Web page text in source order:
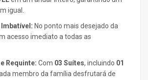
igual.
No ponto mais desejado da
acesso imediato a todas as
Requinte: Com 03 Suítes, incluindo 01
membro da família desfrutará de